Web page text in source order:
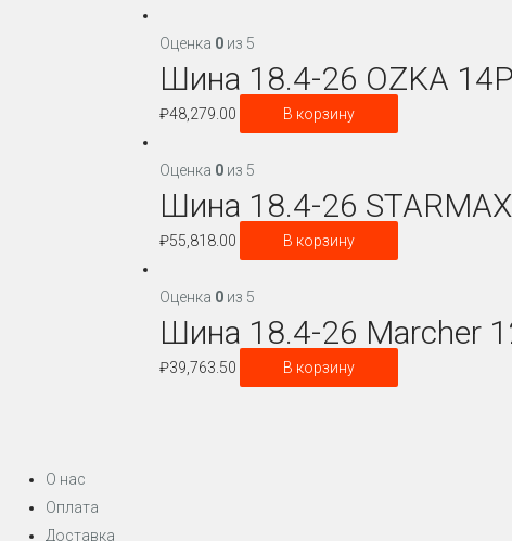
Оценка 0из 5
Шина 18.4-26 OZKA
₽48,279.00 В корзину
Оценка 0из 5
Шина 18.4-26
₽55,818.00 В корзину
Оценка 0из 5
Шина 18.4-26 Marcher
₽39,763.50 В корзину
О нас
Оплата
Доставка